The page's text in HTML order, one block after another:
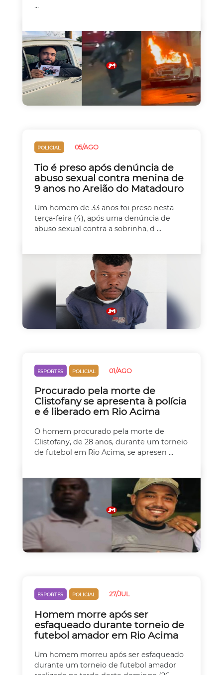
...
POLICIAL 05/AGO
Tio é preso após denúncia de
abuso sexual contra menina de
9 anos no Areião do Matadouro
Um homem de 33 anos foi preso nesta
terça-feira (4), após uma denúncia de
abuso sexual contra a sobrinha, d ...
ESPORTES POLICIAL 01/AGO
Procurado pela morte de
Clistofany se apresenta à polícia
e é liberado em Rio Acima
O homem procurado pela morte de
Clistofany, de 28 anos, durante um torneio
de futebol em Rio Acima, se apresen ...
ESPORTES POLICIAL 27/JUL
Homem morre após ser
esfaqueado durante torneio de
futebol amador em Rio Acima
Um homem morreu após ser esfaqueado
durante um torneio de futebol amador